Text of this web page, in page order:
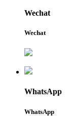
Wechat
Wechat
WhatsApp
WhatsApp